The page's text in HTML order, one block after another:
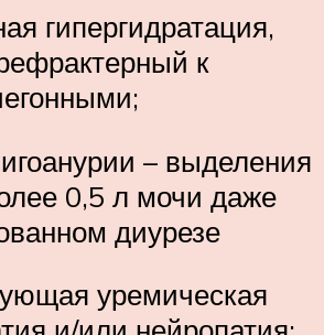
гипергидратация,
к
– выделения
0,5 л мочи даже
диурезе
уремическая